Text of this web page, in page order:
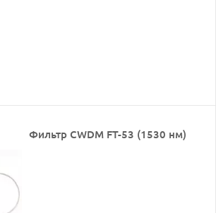
Фильтр CWDM FT-53 (1530 нм)